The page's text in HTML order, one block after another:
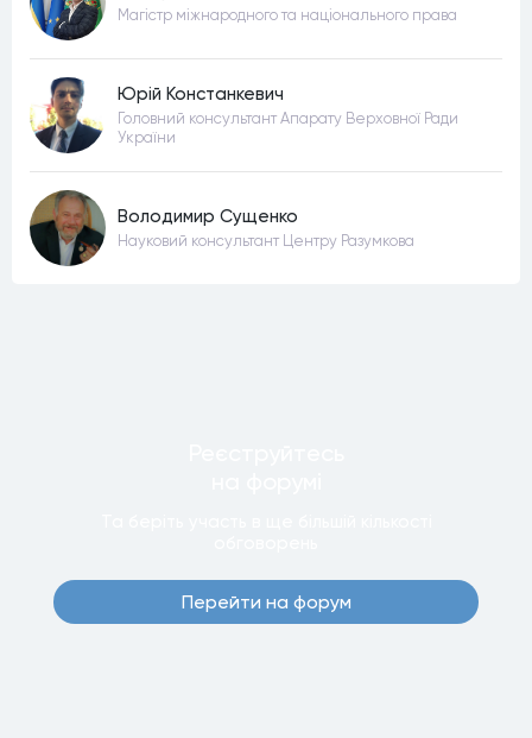
Магістр міжнародного та національного права
Юрій Констанкевич
Головний консультант Апарату Верховної Ради
України
Володимир Сущенко
Науковий консультант Центру Разумкова
Перейти на форум